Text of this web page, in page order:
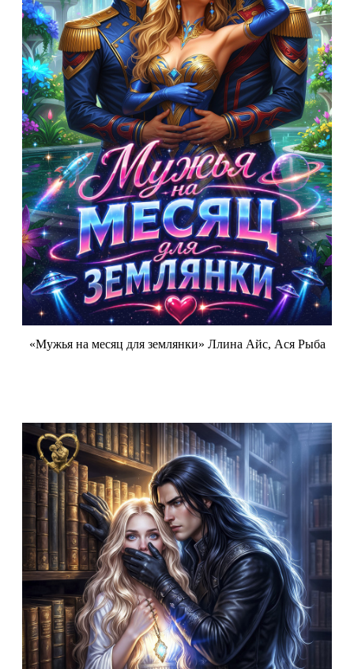
«Мужья на месяц для землянки» Ллина Айс, Ася Рыба